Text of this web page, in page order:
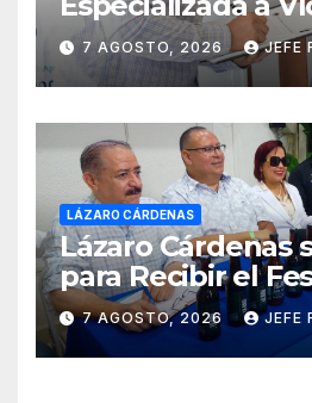
Ciudadanía de
7 AGOSTO, 2026 JEFE
LÁZARO CÁRDENAS
Lázaro Cárdenas
para Recibir el
Internacional de
Costa de
7 AGOSTO, 2026 JEFE